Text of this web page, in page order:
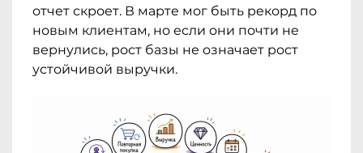
отчет скроет. В марте мог быть рекорд по
новым клиентам, но если они почти не
вернулись, рост базы не означает рост
устойчивой выручки.